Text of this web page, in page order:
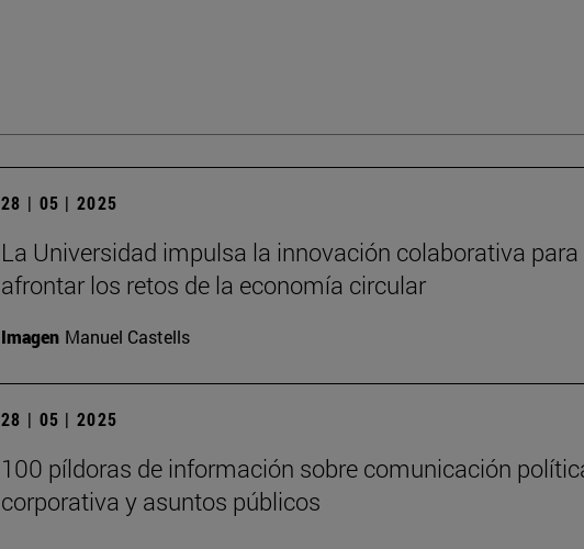
28 | 05 | 2025
La Universidad impulsa la innovación colaborativa para
afrontar los retos de la economía circular
Imagen Manuel Castells
28 | 05 | 2025
100 píldoras de información sobre comunicación
corporativa y asuntos públicos